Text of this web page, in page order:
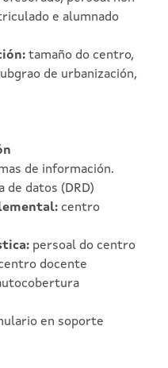
e alumnado
tamaño do centro,
de urbanización,
de información.
de datos (DRD)
centro
persoal do centro
docente
en soporte